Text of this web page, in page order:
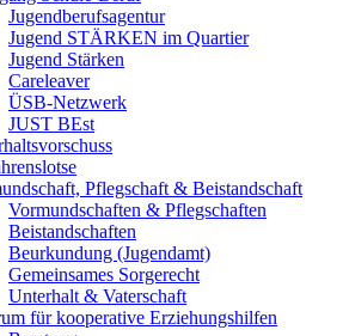
Jugendberufsagentur
Jugend STÄRKEN im Quartier
Jugend Stärken
Careleaver
ÜSB-Netzwerk
JUST BEst
Pflegschaft & Beistandschaft
Vormundschaften & Pflegschaften
Beistandschaften
Beurkundung (Jugendamt)
Gemeinsames Sorgerecht
Unterhalt & Vaterschaft
für kooperative Erziehungshilfen